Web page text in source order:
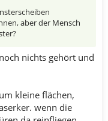
aber der Mensch
nichts gehört und
kleine flächen,
wenn die